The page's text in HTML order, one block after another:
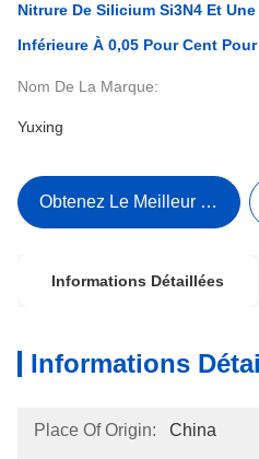
Nitrure De Silicium Si3N4 Et
Inférieure À 0,05 Pour Cent
Nom De La Marque:
Yuxing
Obtenez Le Meilleur Prix
Informations Détaillées
Informations
Place Of Origin: China